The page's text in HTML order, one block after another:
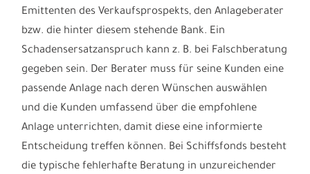
Emittenten des Verkaufsprospekts, den Anlageberater
bzw. die hinter diesem stehende Bank. Ein
Schadensersatzanspruch kann z. B. bei Falschberatung
gegeben sein. Der Berater muss für seine Kunden eine
passende Anlage nach deren Wünschen auswählen
und die Kunden umfassend über die empfohlene
Anlage unterrichten, damit diese eine informierte
Entscheidung treffen können. Bei Schiffsfonds besteht
die typische fehlerhafte Beratung in unzureichender